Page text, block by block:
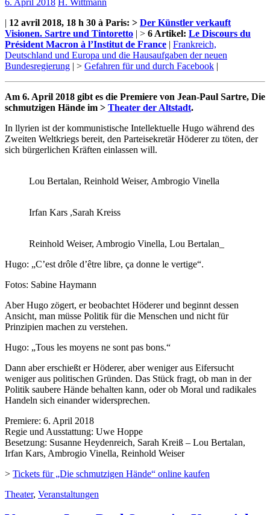
| 12 avril 2018, 18 h 30 à Paris: > Der Künstler verkauft
Visionen. Sartre und Tintoretto | > 6 Artikel: Le Discours du
Président Macron à l’Institut de France | Frankreich,
Deutschland und Europa und die Hausaufgaben der neuen
Bundesregierung | > Gefahren für und durch Facebook |
Am 6. April 2018 gibt es die Premiere von Jean-Paul Sartre, Die
schmutzigen Hände im > Theater der Altstadt.
In llyrien ist der kommunistische Intellektuelle Hugo während des
Zweiten Weltkriegs bereit, den Parteisekretär Höderer zu töten, der
sich bürgerlichen Kräften einlassen will.
Lou Bertalan, Reinhold Weiser, Ambrogio Vinella
Irfan Kars ,Sarah Kreiss
Reinhold Weiser, Ambrogio Vinella, Lou Bertalan_
Hugo: „C’est drôle d’être libre, ça donne le vertige“.
Fotos: Sabine Haymann
Aber Hugo zögert, er beobachtet Höderer und beginnt dessen
Ansicht, man müsse Politik für die Menschen und nicht für
Prinzipien machen zu verstehen.
Hugo: „Tous les moyens ne sont pas bons.“
Dann aber erschießt er Höderer, aber weniger aus Eifersucht
weniger aus politischen Gründen. Das Stück fragt, ob man in der
Politik saubere Hände behalten kann, oder ob Moral und radikales
Handeln sich einander widersprechen.
Premiere: 6. April 2018
Regie und Ausstattung: Uwe Hoppe
Besetzung: Susanne Heydenreich, Sarah Kreiß – Lou Bertalan,
Irfan Kars, Ambrogio Vinella, Reinhold Weiser
> Tickets für „Die schmutzigen Hände“ online kaufen
Theater, Veranstaltungen